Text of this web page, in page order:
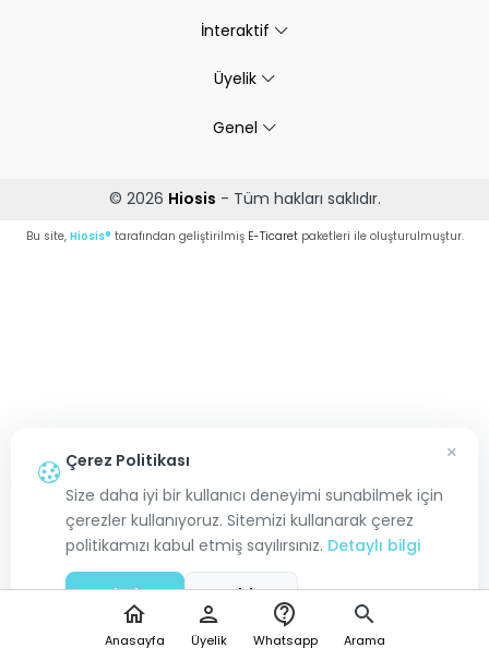
İnteraktif
Üyelik
Genel
© 2026 Hiosis - Tüm hakları saklıdır.
Bu site, Hiosis® tarafından geliştirilmiş E-Ticaretpaketleri ile oluşturulmuştur.
home
Anasayfa
person
Üyelik
contact_support
Whatsapp
search
Arama
Çerez Politikası
Size daha iyi bir kullanıcı deneyimi sunabilmek için
çerezler kullanıyoruz. Sitemizi kullanarak çerez
politikamızı kabul etmiş sayılırsınız. Detaylı bilgi
Kabul Et Reddet
×